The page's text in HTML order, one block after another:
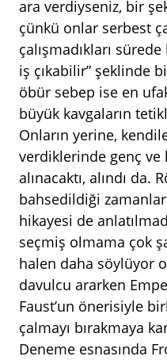
ara verdiyseniz, bir
çünkü onlar serbest
çalışmadıkları
iş çıkabilir” şeklinde
öbür sebep ise en
büyük kavgaların
Onların yerine,
verdiklerinde genç
alınacaktı, alındı
bahsedildiği
hikayesi de
seçmiş olmama çok
halen daha söylüyor
davulcu ararken
Faust’un önerisiyle
çalmayı bırakmaya
Deneme esnasında